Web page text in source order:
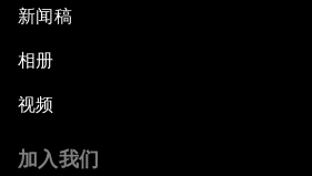
新闻稿
相册
视频
加入我们